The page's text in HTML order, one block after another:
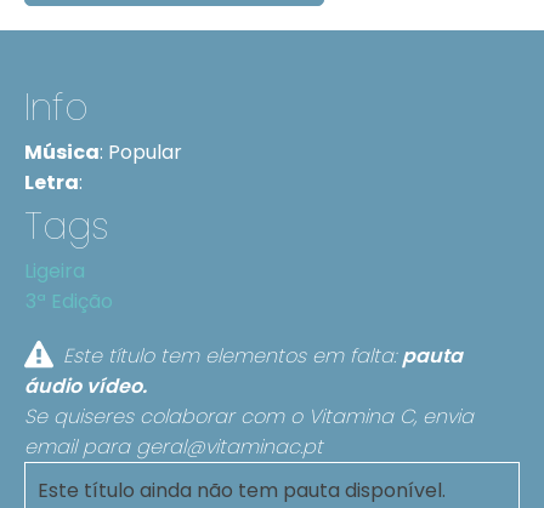
Info
Música: Popular
Letra:
Tags
Ligeira
3ª Edição
Este título tem elementos em falta:pauta
áudio vídeo.
Se quiseres colaborar com o Vitamina C, envia
email para geral@vitaminac.pt
Este título ainda não tem pauta disponível.